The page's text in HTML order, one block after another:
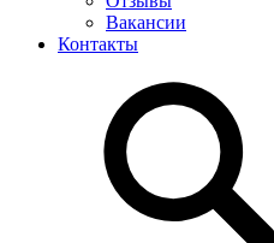
Вакансии
Контакты